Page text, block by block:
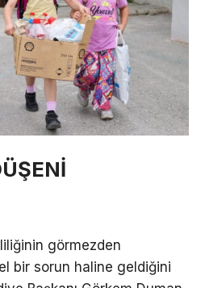
görmezden
bir sorun haline geldiğini